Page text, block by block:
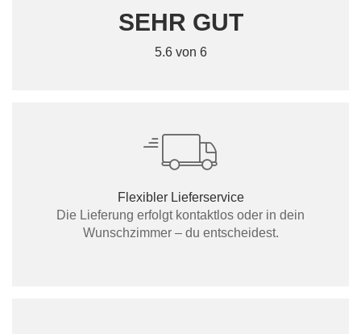
SEHR GUT
5.6 von 6
Flexibler Lieferservice
Die Lieferung erfolgt kontaktlos oder in dein
Wunschzimmer – du entscheidest.